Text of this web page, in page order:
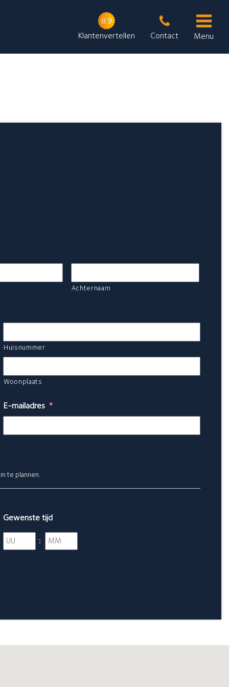
8.9
Klantenvertellen
Contact Menu
Achternaam
Huisnummer
Woonplaats
E-mailadres *
te plannen.
Gewenste tijd
:
Uren Minuten